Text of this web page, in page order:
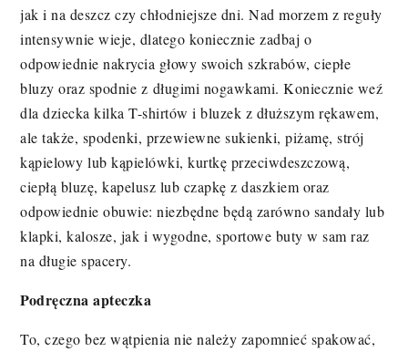
jak i na deszcz czy chłodniejsze dni. Nad morzem z reguły
intensywnie wieje, dlatego koniecznie zadbaj o
odpowiednie nakrycia głowy swoich szkrabów, ciepłe
bluzy oraz spodnie z długimi nogawkami. Koniecznie weź
dla dziecka kilka T-shirtów i bluzek z dłuższym rękawem,
ale także, spodenki, przewiewne sukienki, piżamę, strój
kąpielowy lub kąpielówki, kurtkę przeciwdeszczową,
ciepłą bluzę, kapelusz lub czapkę z daszkiem oraz
odpowiednie obuwie: niezbędne będą zarówno sandały lub
klapki, kalosze, jak i wygodne, sportowe buty w sam raz
na długie spacery.
Podręczna apteczka
To, czego bez wątpienia nie należy zapomnieć spakować,